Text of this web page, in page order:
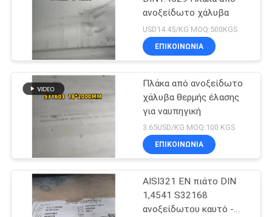
ανοξείδωτο χάλυβα
USD14.45/KG MOQ:500KGS
ΕΠΙΚΟΙΝΩΝΙΑ
Πλάκα από ανοξείδωτο
χάλυβα θερμής έλασης
για ναυπηγική
3.65USD/KG MOQ:100 KGS
ΕΠΙΚΟΙΝΩΝΙΑ
AISI321 EN πιάτο DIN
1,4541 S32168
ανοξείδωτου καυτό -